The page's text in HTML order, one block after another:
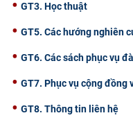
GT3. Học thuật
GT5. Các hướng nghiên
GT6. Các sách phục vụ
GT7. Phục vụ cộng đồng
GT8. Thông tin liên hệ